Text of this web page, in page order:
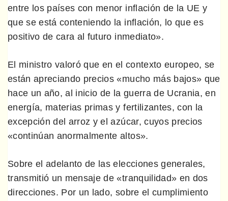
entre los países con menor inflación de la UE y
que se está conteniendo la inflación, lo que es
positivo de cara al futuro inmediato».
El ministro valoró que en el contexto europeo, se
están apreciando precios «mucho más bajos» que
hace un año, al inicio de la guerra de Ucrania, en
energía, materias primas y fertilizantes, con la
excepción del arroz y el azúcar, cuyos precios
«continúan anormalmente altos».
Sobre el adelanto de las elecciones generales,
transmitió un mensaje de «tranquilidad» en dos
direcciones. Por un lado, sobre el cumplimiento